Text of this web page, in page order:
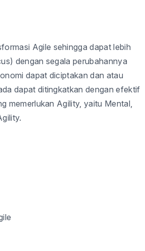
Agile sehingga dapat lebih
dengan segala perubahannya
dapat diciptakan dan atau
dapat ditingkatkan dengan efektif
memerlukan Agility, yaitu Mental,